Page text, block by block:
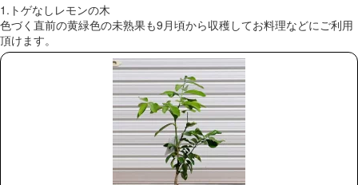
1.トゲなしレモンの木
色づく直前の黄緑色の未熟果も9月頃から収穫してお料理などにご利用
頂けます。